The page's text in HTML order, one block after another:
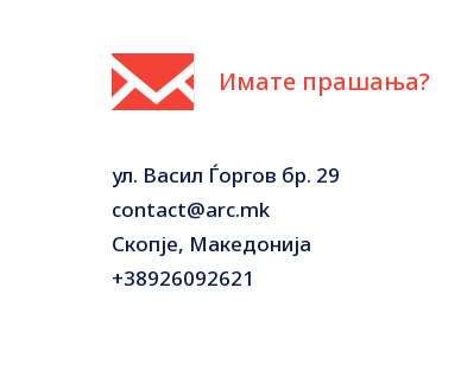
Имате прашања?
ул. Васил Ѓоргов бр. 29
contact@arc.mk
Скопје, Македонија
+38926092621